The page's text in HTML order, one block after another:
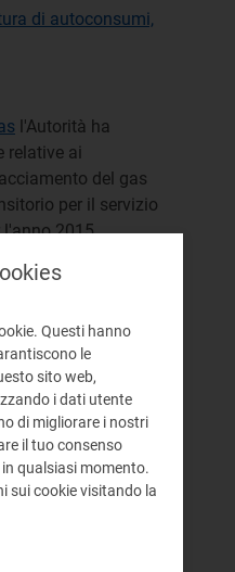
di autoconsumi,
l'Autorità ha
relative ai
del gas
per il servizio
2015.
rete nazionale
del gas
di autoconsumi,
l'Autorità ha
ai
del gas
per il servizio
Questi hanno
le
sito web,
i dati utente
di migliorare i nostri
il tuo consenso
qualsiasi momento.
sui cookie visitando la